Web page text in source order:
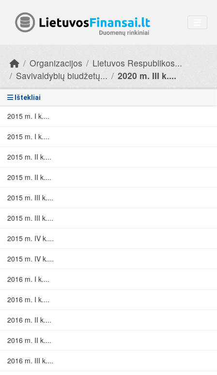
Organizacijos
Lietuvos Respublikos...
Savivaldybių biudžetų...
2020 m. III k....
Ištekliai
2015 m. I k....
2015 m. I k....
2015 m. II k....
2015 m. II k....
2015 m. III k....
2015 m. III k....
2015 m. IV k....
2015 m. IV k....
2016 m. I k....
2016 m. I k....
2016 m. II k....
2016 m. II k....
2016 m. III k....